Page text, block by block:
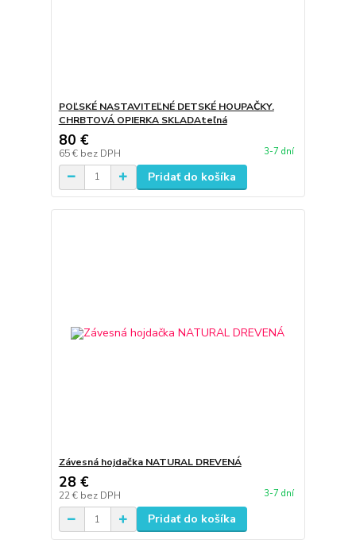
POĽSKÉ NASTAVITEĽNÉ DETSKÉ HOUPAČKY.
CHRBTOVÁ OPIERKA SKLADAteľná
80 €
65 € bez DPH 3-7 dní
Pridať do košíka
Závesná hojdačka NATURAL DREVENÁ
28 €
22 € bez DPH 3-7 dní
Pridať do košíka